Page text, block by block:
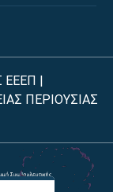
|
ΠΕΡΙΟΥΣΙΑΣ